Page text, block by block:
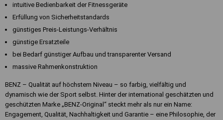
Widerspruchsmöglichkeiten,
erhalten Sie in unserer
Navigation auf die
Einstellungen anzupassen.
intuitive Bedienbarkeit der Fitnessgeräte
Erfüllung von Sicherheitstandards
günstiges Preis-Leistungs-Verhältnis
günstige Ersatzteile
bei Bedarf günstiger Aufbau und transparenter Versand
massive Rahmenkonstruktion
BENZ – Qualität auf höchstem Niveau – so farbig, vielfältig und
dynamisch wie der Sport selbst. Hinter der international geschätzten und
geschützten Marke „BENZ-Original“ steckt mehr als nur ein Name:
Engagement, Qualität, Nachhaltigkeit und Garantie – eine Philosophie, der